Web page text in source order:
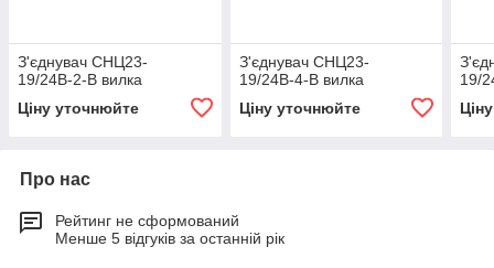
З'єднувач СНЦ23-
19/24В-2-В вилка
Ціну уточнюйте
З'єднувач СНЦ23-
19/24В-4-В вилка
Ціну уточнюйте
19/
Про нас
Рейтинг не сформований
Менше 5 відгуків за останній рік